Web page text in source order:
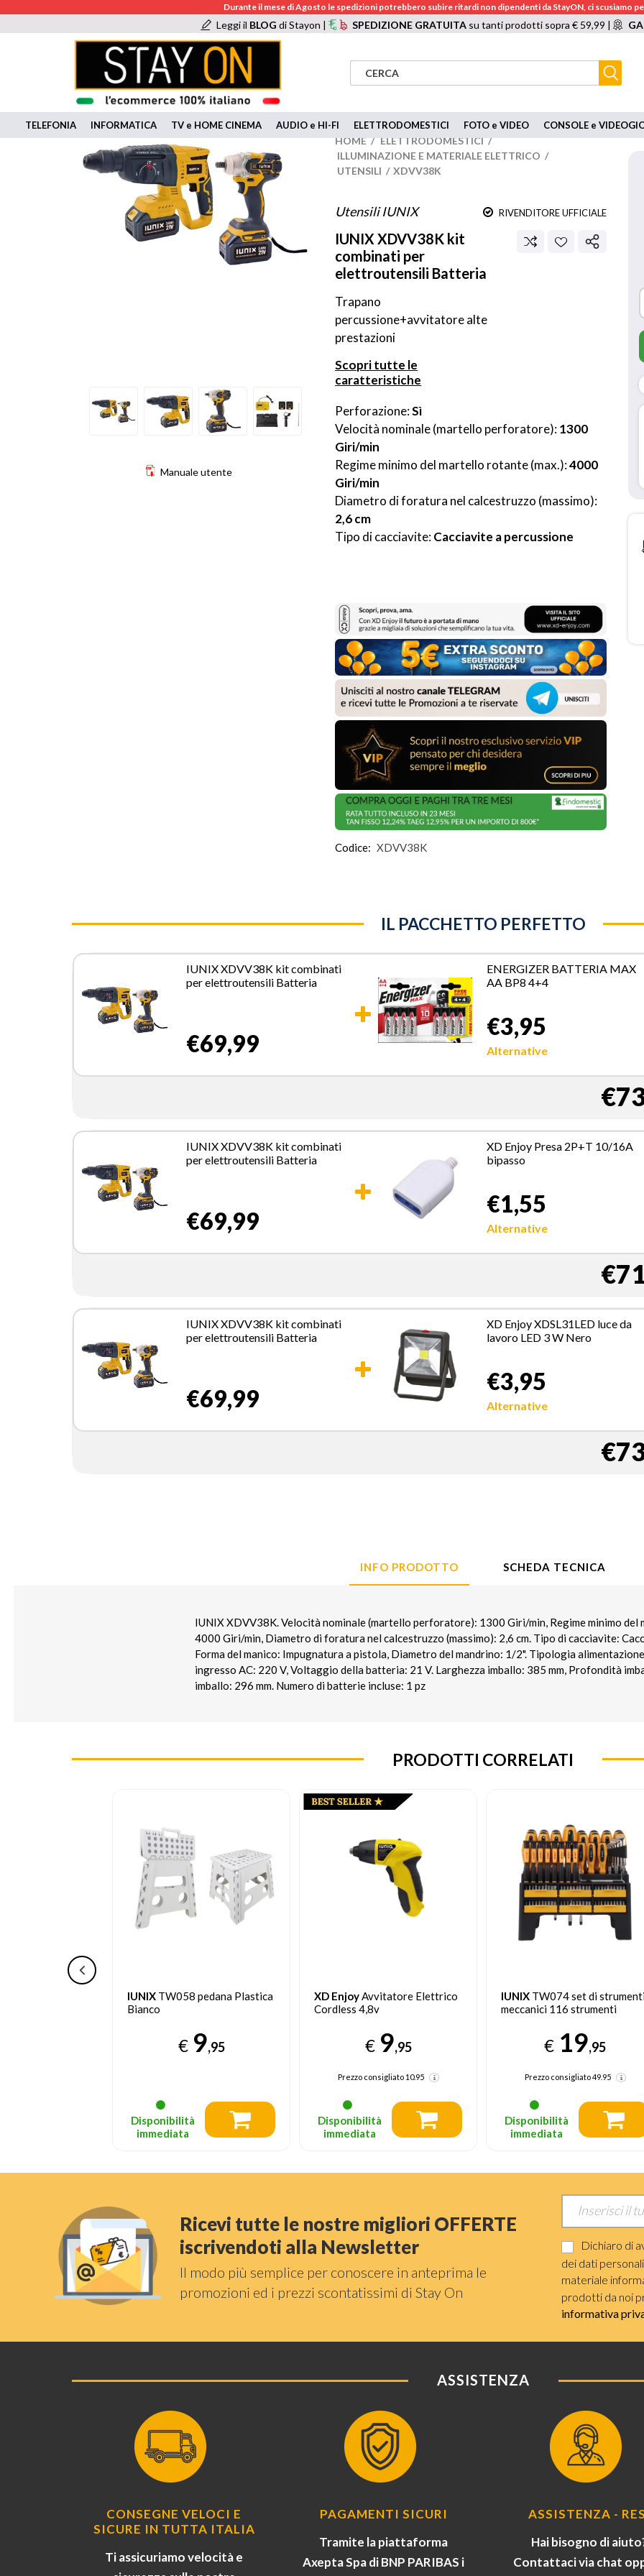
Durante il mese di Agosto le spedizioni potrebbero subire ritardi non dipendenti da StayON, ci scusiamo
Leggi il BLOGdi Stayon | SPEDIZIONE GRATUITAsu tanti prodotti sopra € 59,99 |
TELEFONIA INFORMATICA TV e HOME CINEMA AUDIO e HI-FI ELETTRODOMESTICI FOTO e VIDEO CONSOLE e
Manuale utente
HOME / ELETTRODOMESTICI /
ILLUMINAZIONE E MATERIALE ELETTRICO /
UTENSILI / XDVV38K
Utensili IUNIX RIVENDITORE UFFICIALE
IUNIX XDVV38K kit
combinati per
elettroutensili Batteria
Trapano
percussione+avvitatore alte
prestazioni
Scopri tutte le
caratteristiche
Perforazione: Sì
Velocità nominale (martello perforatore): 1300
Giri/min
Regime minimo del martello rotante (max.): 4000
Giri/min
2,6 cm
Tipo di cacciavite: Cacciavite a percussione
Codice: XDVV38K
IL PACCHETTO PERFETTO
IUNIX XDVV38K kit combinati
per elettroutensili Batteria
€69,99
ENERGIZER BATTERIA MAX
AA BP8 4+4
€3,95
Alternative
IUNIX XDVV38K kit combinati
per elettroutensili Batteria
€69,99
XD Enjoy Presa 2P+T 10/16A
bipasso
€1,55
Alternative
IUNIX XDVV38K kit combinati
per elettroutensili Batteria
€69,99
XD Enjoy XDSL31LED luce da
lavoro LED 3 W Nero
€3,95
Alternative
INFO PRODOTTO SCHEDA TECNICA
IUNIX XDVV38K. Velocità nominale (martello perforatore): 1300 Giri/min, Regime minimo del
4000 Giri/min, Diametro di foratura nel calcestruzzo (massimo): 2,6 cm. Tipo di cacciavite:
Forma del manico: Impugnatura a pistola, Diametro del mandrino: 1/2". Tipologia
ingresso AC: 220 V, Voltaggio della batteria: 21 V. Larghezza imballo: 385 mm, Profondità
imballo: 296 mm. Numero di batterie incluse: 1 pz
PRODOTTI CORRELATI
IUNIX TW058 pedana Plastica
Bianco
€ 9,95
Disponibilità
immediata
XD EnjoyAvvitatore Elettrico
Cordless 4,8v
€ 9,95
Prezzo consigliato10.95
Disponibilità
immediata
IUNIX TW074 set di
meccanici 116 strumenti
€ 19,95
Prezzo consigliato49.95
Disponibilità
immediata
Ricevi tutte le nostre migliori OFFERTE
iscrivendoti alla Newsletter
Il modo più semplice per conoscere in anteprima le
promozioni ed i prezzi scontatissimi di Stay On
Dichiaro di
dei dati
materiale
prodotti da noi
informativa
ASSISTENZA
CONSEGNE VELOCI E
SICURE IN TUTTA ITALIA
Ti assicuriamo velocità e
PAGAMENTI SICURI
Tramite la piattaforma
Axepta Spa di BNP PARIBAS i
ASSISTENZA -
Hai bisogno di
Contattaci via chat